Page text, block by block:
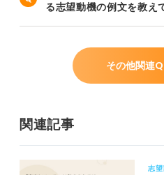
る志望動機の例文を教え
その他関連
関連記事
志望